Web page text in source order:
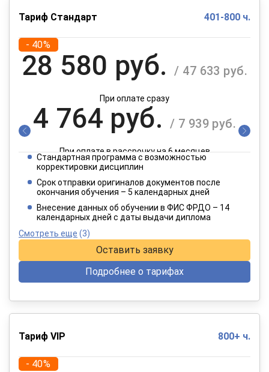
Тариф Стандарт 401-800 ч.
- 40%
28 580 руб. / 47 633 руб.
При оплате сразу
4 764 руб. / 7 939 руб.
При оплате в рассрочку на 6 месяцев
2 382 руб.
При оплате в рассрочку на 12 месяцев
Стандартная программа с возможностью
корректировки дисциплин
Срок отправки оригиналов документов после
окончания обучения – 5 календарных дней
Внесение данных об обучении в ФИС ФРДО – 14
календарных дней с даты выдачи диплома
Смотреть еще (3)
Оставить заявку
Подробнее о тарифах
Тариф VIP 800+ ч.
- 40%